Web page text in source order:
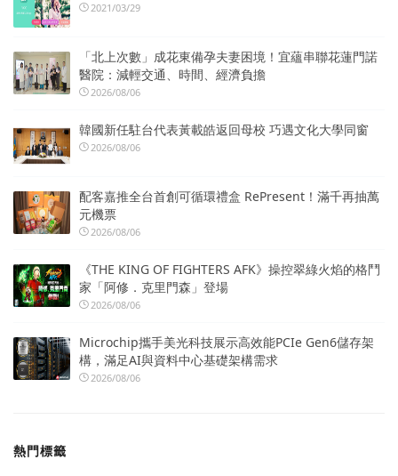
2021/03/29
「北上次數」成花東備孕夫妻困境！宜蘊串聯花蓮門諾
醫院：減輕交通、時間、經濟負擔
2026/08/06
韓國新任駐台代表黃載皓返回母校 巧遇文化大學同窗
2026/08/06
配客嘉推全台首創可循環禮盒 RePresent！滿千再抽萬
元機票
2026/08/06
《THE KING OF FIGHTERS AFK》操控翠綠火焰的格鬥
家「阿修．克里門森」登場
2026/08/06
Microchip攜手美光科技展示高效能PCIe Gen6儲存架
構，滿足AI與資料中心基礎架構需求
2026/08/06
熱門標籤